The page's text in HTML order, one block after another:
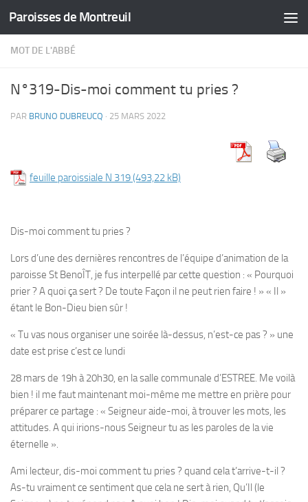
Skip to content
Paroisses de Montreuil
MOT DE L'ABBÉ
N°319-Dis-moi comment tu pries ?
PAR BRUNO DUBREUCQ · 25 MARS 2022
feuille paroissiale N 319
Dis-moi comment tu pries ?
Lors d’une des dernières rencontres de l’équipe d’animation de la
paroisse St BenoÎT, je fus interpellé par cette question : « Pourquoi
prier ? A quoi ça sert ? De toute Façon il ne peut rien faire ! » « Il »
étant le Bon-Dieu bien sûr !
« Tu vas nous organiser une soirée là-dessus, n’est-ce pas ? » une
date est prise c’est ce lundi
28 mars de 19h à 20h30, en la salle communale d’ESTREE. Me voilà
bien ! il me faut maintenant moi-même me mettre en prière pour
préparer ce partage : « Seigneur aide-moi, à trouver les mots, les
attitudes. A qui irions-nous Seigneur tu as les paroles de la vie
éternelle ».
Ami lecteur, dis-moi comment tu pries ? quand cela t’arrive-t-il ?
As-tu vraiment ce sentiment que cela ne sert à rien, Qu’Il (le